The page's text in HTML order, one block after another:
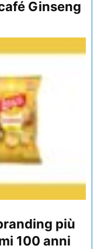
Ginseng
più
100 anni